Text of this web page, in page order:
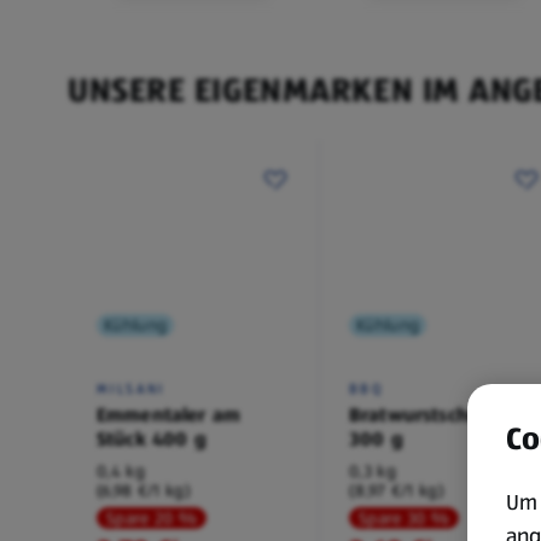
UNSERE EIGENMARKEN IM
Kühlung
MILSANI
Emmentaler am
Stück 400 g
0,4 kg
(6,98 €/1 kg)
Spare 20 %
Kühlung
BBQ
Bratwurstschnecke
300 g
0,3 kg
(8,97 €/1 kg)
Spare 30 %